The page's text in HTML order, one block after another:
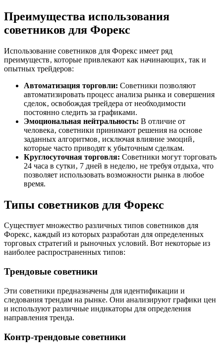
Преимущества использования
советников для Форекс
Использование советников для Форекс имеет ряд
преимуществ‚ которые привлекают как начинающих‚ так и
опытных трейдеров:
Автоматизация торговли: Советники позволяют
автоматизировать процесс анализа рынка и совершения
сделок‚ освобождая трейдера от необходимости
постоянно следить за графиками.
Эмоциональная нейтральность: В отличие от
человека‚ советники принимают решения на основе
заданных алгоритмов‚ исключая влияние эмоций‚
которые часто приводят к убыточным сделкам.
Круглосуточная торговля: Советники могут торговать
24 часа в сутки‚ 7 дней в неделю‚ не требуя отдыха‚ что
позволяет использовать возможности рынка в любое
время.
Типы советников для Форекс
Существует множество различных типов советников для
Форекс‚ каждый из которых разработан для определенных
торговых стратегий и рыночных условий. Вот некоторые из
наиболее распространенных типов:
Трендовые советники
Эти советники предназначены для идентификации и
следования трендам на рынке. Они анализируют графики цен
и используют различные индикаторы для определения
направления тренда.
Контр-трендовые советники